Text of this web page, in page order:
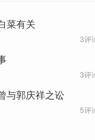
菜有关
3评
3评
郭庆祥之讼
5评